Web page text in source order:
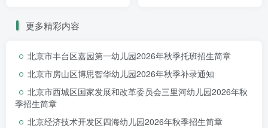
更多精彩内容
北京市丰台区嘉园第一幼儿园2026年秋季托班招生简章
北京市房山区博思智华幼儿园2026年秋季补录通知
北京市西城区国家发展和改革委员会三里河幼儿园2026年秋
季招生简章
北京经济技术开发区四海幼儿园2026年秋季招生简章